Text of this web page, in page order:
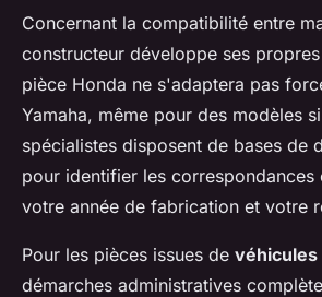
Concernant la compatibilité entre
constructeur développe ses
pièce Honda ne s'adaptera pas
Yamaha, même pour des modèles
spécialistes disposent de bases de
pour identifier les correspondances
votre année de fabrication et votre
Pour les pièces issues de véhicules
démarches administratives